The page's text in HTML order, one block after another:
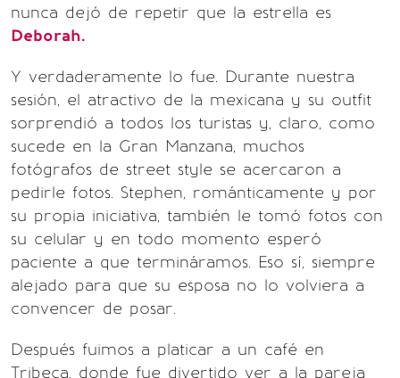
nunca dejó de repetir que la estrella es
Deborah.
Y verdaderamente lo fue. Durante nuestra
sesión, el atractivo de la mexicana y su outfit
sorprendió a todos los turistas y, claro, como
sucede en la Gran Manzana, muchos
fotógrafos de street style se acercaron a
pedirle fotos. Stephen, románticamente y por
su propia iniciativa, también le tomó fotos con
su celular y en todo momento esperó
paciente a que termináramos. Eso sí, siempre
alejado para que su esposa no lo volviera a
convencer de posar.
Después fuimos a platicar a un café en
Tribeca, donde fue divertido ver a la pareja